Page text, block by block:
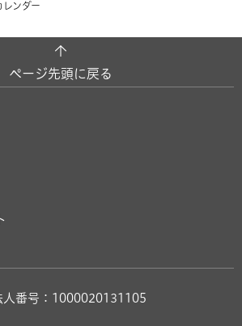
レンダー
ページ先頭に戻る
人番号：1000020131105